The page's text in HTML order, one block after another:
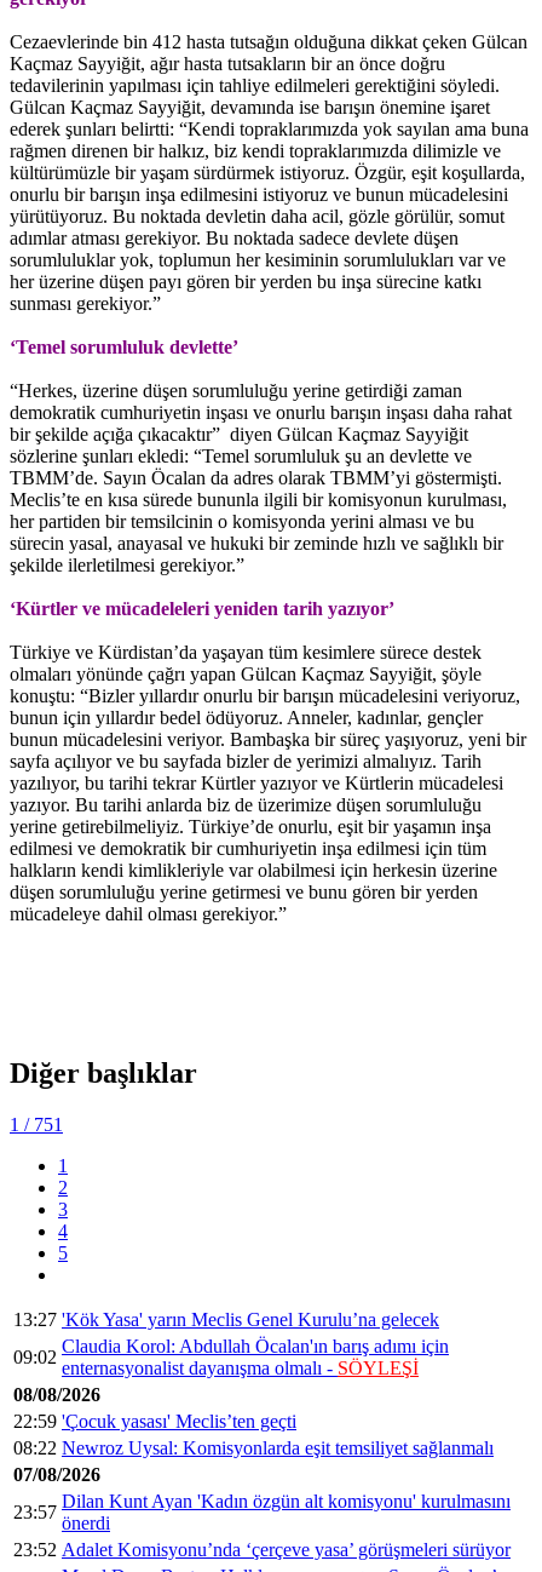
Cezaevlerinde bin 412 hasta tutsağın olduğuna dikkat çeken Gülcan
Kaçmaz Sayyiğit, ağır hasta tutsakların bir an önce doğru
tedavilerinin yapılması için tahliye edilmeleri gerektiğini söyledi.
Gülcan Kaçmaz Sayyiğit, devamında ise barışın önemine işaret
ederek şunları belirtti: “Kendi topraklarımızda yok sayılan ama buna
rağmen direnen bir halkız, biz kendi topraklarımızda dilimizle ve
kültürümüzle bir yaşam sürdürmek istiyoruz. Özgür, eşit koşullarda,
onurlu bir barışın inşa edilmesini istiyoruz ve bunun mücadelesini
yürütüyoruz. Bu noktada devletin daha acil, gözle görülür, somut
adımlar atması gerekiyor. Bu noktada sadece devlete düşen
sorumluluklar yok, toplumun her kesiminin sorumlulukları var ve
her üzerine düşen payı gören bir yerden bu inşa sürecine katkı
sunması gerekiyor.”
‘Temel sorumluluk devlette’
“Herkes, üzerine düşen sorumluluğu yerine getirdiği zaman
demokratik cumhuriyetin inşası ve onurlu barışın inşası daha rahat
bir şekilde açığa çıkacaktır” diyen Gülcan Kaçmaz Sayyiğit
sözlerine şunları ekledi: “Temel sorumluluk şu an devlette ve
TBMM’de. Sayın Öcalan da adres olarak TBMM’yi göstermişti.
Meclis’te en kısa sürede bununla ilgili bir komisyonun kurulması,
her partiden bir temsilcinin o komisyonda yerini alması ve bu
sürecin yasal, anayasal ve hukuki bir zeminde hızlı ve sağlıklı bir
şekilde ilerletilmesi gerekiyor.”
‘Kürtler ve mücadeleleri yeniden tarih yazıyor’
Türkiye ve Kürdistan’da yaşayan tüm kesimlere sürece destek
olmaları yönünde çağrı yapan Gülcan Kaçmaz Sayyiğit, şöyle
konuştu: “Bizler yıllardır onurlu bir barışın mücadelesini veriyoruz,
bunun için yıllardır bedel ödüyoruz. Anneler, kadınlar, gençler
bunun mücadelesini veriyor. Bambaşka bir süreç yaşıyoruz, yeni bir
sayfa açılıyor ve bu sayfada bizler de yerimizi almalıyız. Tarih
yazılıyor, bu tarihi tekrar Kürtler yazıyor ve Kürtlerin mücadelesi
yazıyor. Bu tarihi anlarda biz de üzerimize düşen sorumluluğu
yerine getirebilmeliyiz. Türkiye’de onurlu, eşit bir yaşamın inşa
edilmesi ve demokratik bir cumhuriyetin inşa edilmesi için tüm
halkların kendi kimlikleriyle var olabilmesi için herkesin üzerine
düşen sorumluluğu yerine getirmesi ve bunu gören bir yerden
mücadeleye dahil olması gerekiyor.”
Diğer başlıklar
1 / 751
1
2
3
4
5
13:27 'Kök Yasa' yarın Meclis Genel Kurulu’na gelecek
09:02
Claudia Korol: Abdullah Öcalan'ın barış adımı için
enternasyonalist dayanışma olmalı - SÖYLEŞİ
08/08/2026
22:59 'Çocuk yasası' Meclis’ten geçti
08:22 Newroz Uysal: Komisyonlarda eşit temsiliyet sağlanmalı
07/08/2026
23:57
Dilan Kunt Ayan 'Kadın özgün alt komisyonu' kurulmasını
önerdi
23:52 Adalet Komisyonu’nda ‘çerçeve yasa’ görüşmeleri sürüyor